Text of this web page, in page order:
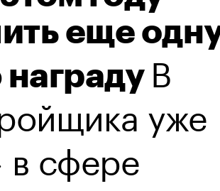
еще
В
уже
в сфере